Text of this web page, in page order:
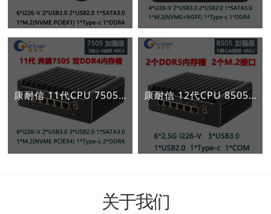
康耐信 11代CPU 7505/I3-1125G4 6网口2.5G I226-V软路由 康耐信 12代CPU 8505 6网口2.5G 5个大小核芯 I226-V智能软路由器
关于我们